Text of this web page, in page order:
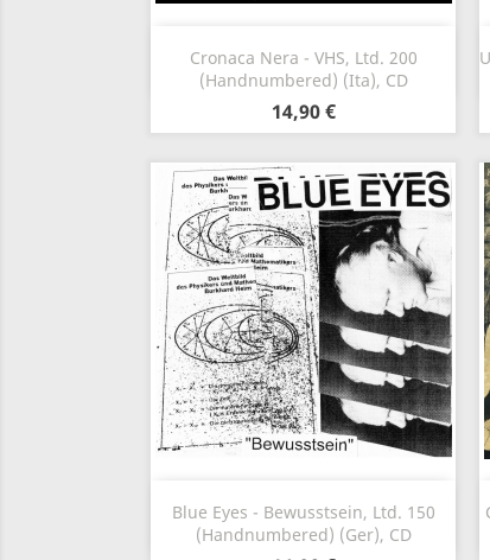
Cronaca Nera - VHS, Ltd. 200
(Handnumbered) (Ita), CD
14,90 €
 Szybki podgląd
Blue Eyes - Bewusstsein, Ltd. 150
(Handnumbered) (Ger), CD
 Szybki podgląd